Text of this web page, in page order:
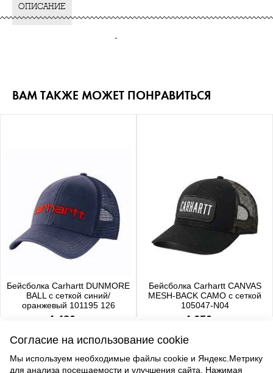
ОПИСАНИЕ
-
ВАМ ТАКЖЕ МОЖЕТ ПОНРАВИТЬСЯ
Бейсболка Carhartt DUNMORE
BALL с сеткой синий/
оранжевый 101195 126
4 480 р.
Бейсболка Carhartt CANVAS
MESH-BACK CAMO с сеткой
105047-N04
4 650 р.
Согласие на использование cookie
Мы используем необходимые файлы cookie и Яндекс.Метрику
для анализа посещаемости и улучшения сайта. Нажимая